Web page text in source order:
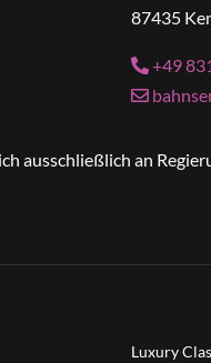
87435
+49
ausschließlich an
Luxury